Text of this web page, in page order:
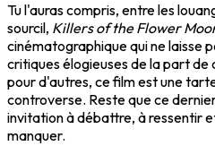
Tu l'auras compris, entre les
sourcil, Killers of the Flower
cinématographique qui ne laisse
critiques élogieuses de la part de
pour d'autres, ce film est une
controverse. Reste que ce
invitation à débattre, à ressentir
manquer.